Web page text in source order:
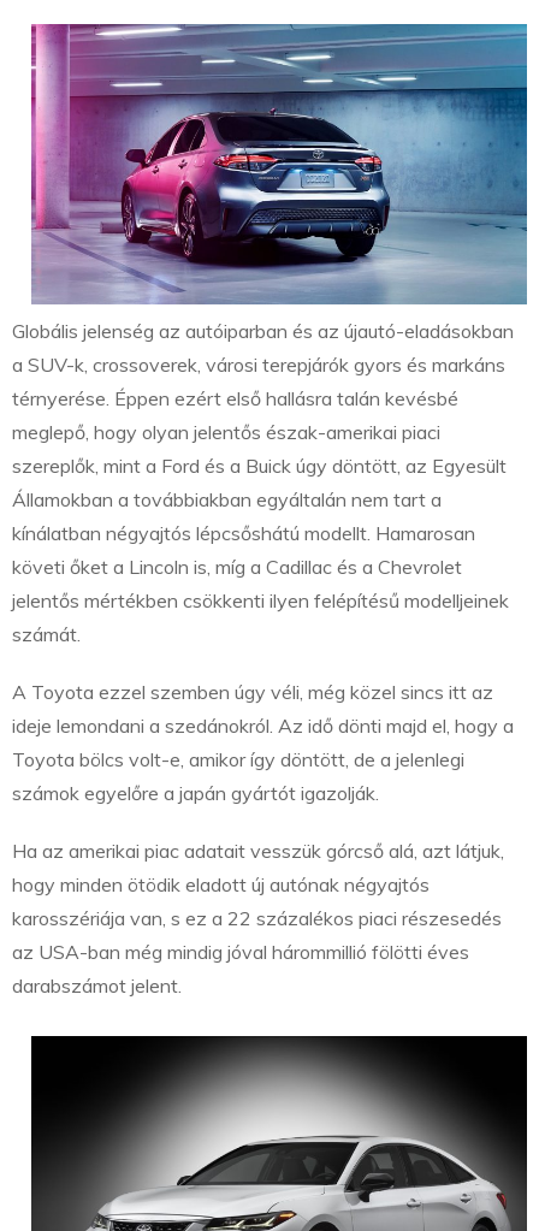
Globális jelenség az autóiparban és az újautó-eladásokban
a SUV-k, crossoverek, városi terepjárók gyors és markáns
térnyerése. Éppen ezért első hallásra talán kevésbé
meglepő, hogy olyan jelentős észak-amerikai piaci
szereplők, mint a Ford és a Buick úgy döntött, az Egyesült
Államokban a továbbiakban egyáltalán nem tart a
kínálatban négyajtós lépcsőshátú modellt. Hamarosan
követi őket a Lincoln is, míg a Cadillac és a Chevrolet
jelentős mértékben csökkenti ilyen felépítésű modelljeinek
számát.
A Toyota ezzel szemben úgy véli, még közel sincs itt az
ideje lemondani a szedánokról. Az idő dönti majd el, hogy a
Toyota bölcs volt-e, amikor így döntött, de a jelenlegi
számok egyelőre a japán gyártót igazolják.
Ha az amerikai piac adatait vesszük górcső alá, azt látjuk,
hogy minden ötödik eladott új autónak négyajtós
karosszériája van, s ez a 22 százalékos piaci részesedés
az USA-ban még mindig jóval hárommillió fölötti éves
darabszámot jelent.